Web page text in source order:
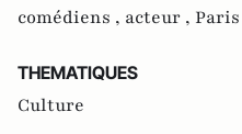
comédiens , acteur , Paris
THEMATIQUES
Culture